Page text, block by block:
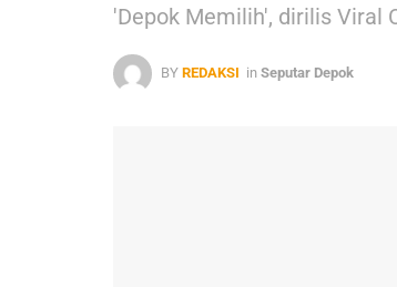
'Depok Memilih', dirilis Viral
BY REDAKSI in Seputar Depok